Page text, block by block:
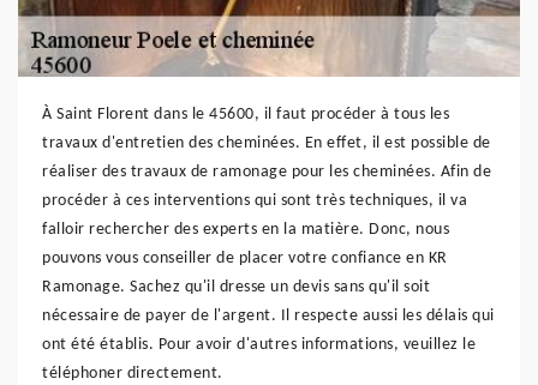
À Saint Florent dans le 45600, il faut procéder à tous les
travaux d'entretien des cheminées. En effet, il est possible de
réaliser des travaux de ramonage pour les cheminées. Afin de
procéder à ces interventions qui sont très techniques, il va
falloir rechercher des experts en la matière. Donc, nous
pouvons vous conseiller de placer votre confiance en KR
Ramonage. Sachez qu'il dresse un devis sans qu'il soit
nécessaire de payer de l'argent. Il respecte aussi les délais qui
ont été établis. Pour avoir d'autres informations, veuillez le
téléphoner directement.